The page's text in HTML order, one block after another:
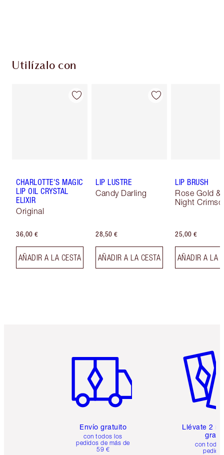
Utilízalo con
CHARLOTTE'S MAGIC
LIP OIL CRYSTAL
ELIXIR
Original
36,00 €
AÑADIR A LA CESTA
LIP LUSTRE
Candy Darling
28,50 €
AÑADIR A LA CESTA
LIP BRUSH
Rose Gold &
Night
25,00 €
AÑADIR A LA
Envío gratuito
con todos los
pedidos de más de
59 €
Llévate 2
gratis
con